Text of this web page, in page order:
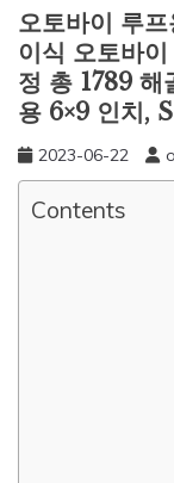
오토바이 루
이식 오토바
정 총 1789
용 6×9 인치, S
2023-06-22
Contents